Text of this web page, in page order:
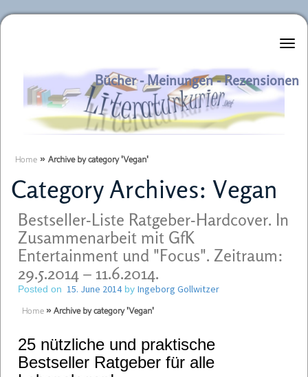
Literaturkurier.net
Bücher - Meinungen - Rezensionen
Home » Archive by category 'Vegan'
Category Archives: Vegan
Bestseller-Liste Ratgeber-Hardcover. In
Zusammenarbeit mit GfK
Entertainment und "Focus". Zeitraum:
29.5.2014 – 11.6.2014.
Posted on 15. June 2014by Ingeborg Gollwitzer
Home » Archive by category 'Vegan'
25 nützliche und praktische
Bestseller Ratgeber für alle